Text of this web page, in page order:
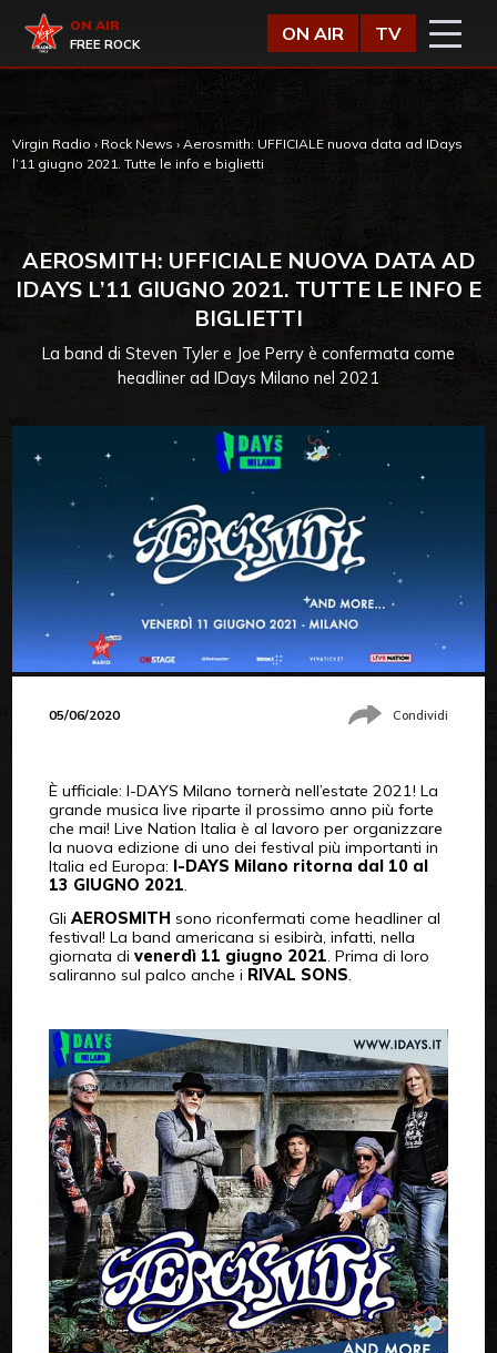
Virgin Radio
ON AIR
FREE ROCK
ON AIR TV
Virgin Radio › Rock News › Aerosmith: UFFICIALE nuova data ad IDays
l’11 giugno 2021. Tutte le info e biglietti
AEROSMITH: UFFICIALE NUOVA DATA AD
IDAYS L’11 GIUGNO 2021. TUTTE LE INFO E
BIGLIETTI
La band di Steven Tyler e Joe Perry è confermata come
headliner ad IDays Milano nel 2021
05/06/2020 Condividi
È ufficiale: I-DAYS Milano tornerà nell’estate 2021! La
grande musica live riparte il prossimo anno più forte
che mai! Live Nation Italia è al lavoro per organizzare
la nuova edizione di uno dei festival più importanti in
Italia ed Europa: I-DAYS Milano ritorna dal 10 al
13 GIUGNO 2021.
Gli AEROSMITH sono riconfermati come headliner al
festival! La band americana si esibirà, infatti, nella
giornata di venerdì 11 giugno 2021. Prima di loro
saliranno sul palco anche i RIVAL SONS.